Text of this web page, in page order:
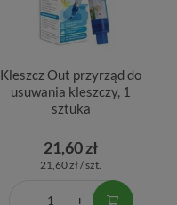
Kleszcz Out przyrząd do
usuwania kleszczy, 1
sztuka
21,60 zł
21,60 zł / szt.